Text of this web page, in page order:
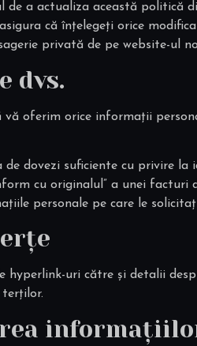
de a actualiza această politică
că înțelegeți orice
privată de pe website-ul
dvs.
vă oferim orice informații
de dovezi suficiente cu privire
cu originalul” a unei facturi
personale pe care le
hyperlink-uri către și detalii